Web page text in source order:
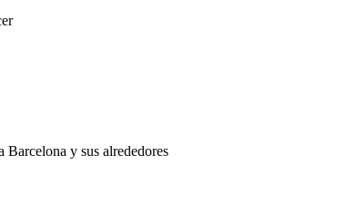
Barcelona y sus alrededores